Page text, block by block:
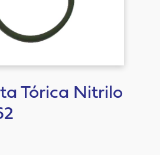
Tórica Nitrilo